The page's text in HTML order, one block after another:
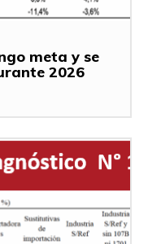
meta y se
2026